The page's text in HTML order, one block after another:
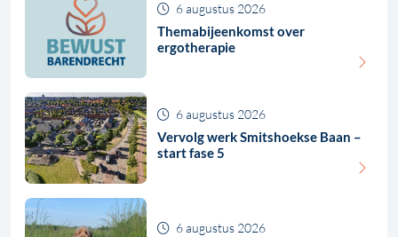
Themabijeenkomst over
ergotherapie
6 augustus 2026
Vervolg werk Smitshoekse Baan –
start fase 5
6 augustus 2026
6 augustus 2026